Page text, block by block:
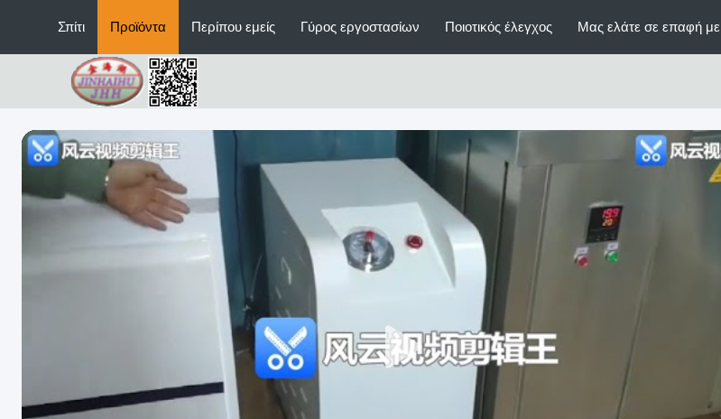
Σπίτι Προϊόντα Περίπου εμείς Γύρος εργοστασίων Ποιοτικός έλεγχος Μας ελάτε σε επαφή με